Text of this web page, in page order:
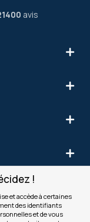
!
et accède à certaines
des identifiants
et de vous
avis
Valider